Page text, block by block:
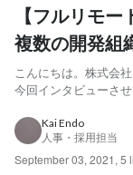
【フルリモ
複数の開発組
からこそ分か
の強さ”とは？
こんにちは。株式会
今回インタビューさ
すけ）さん。 現在は
ルリモートで参加して
Kai Endo
人事・採用担当
September 03, 2021 , 5